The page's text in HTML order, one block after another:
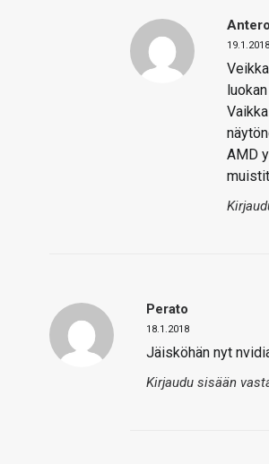
Antero
19.1.2018
AMD
Perato
18.1.2018
Jäisköhän nyt
Kirjaudu sisään